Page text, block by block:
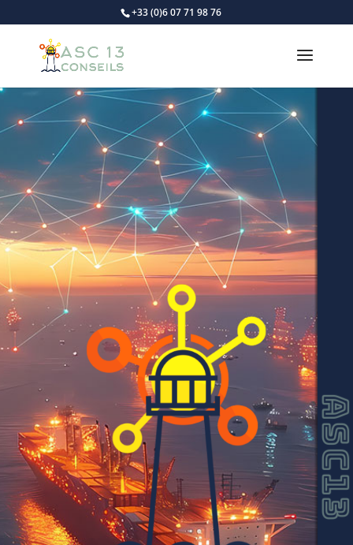
+33 (0)6 07 71 98 76